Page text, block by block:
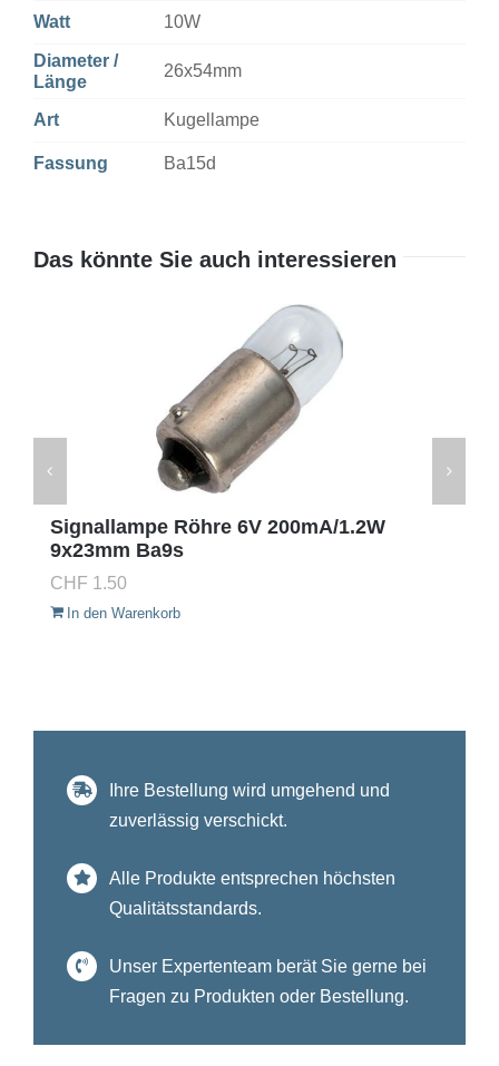
Watt 10W
Diameter /
Länge
26x54mm
Art Kugellampe
Fassung Ba15d
Das könnte Sie auch interessieren
Signallampe Röhre 6V 200mA/1.2W
9x23mm Ba9s
CHF 1.50
In den Warenkorb
Ihre Bestellung wird umgehend und
zuverlässig verschickt.
Alle Produkte entsprechen höchsten
Qualitätsstandards.
Unser Expertenteam berät Sie gerne bei
Fragen zu Produkten oder Bestellung.